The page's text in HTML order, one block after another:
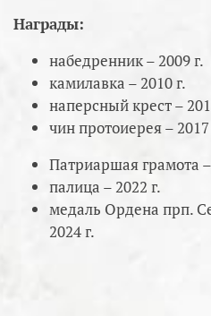
Награды:
набедренник – 2009 г.
камилавка – 2010 г.
наперсный крест –
чин протоиерея – 2017
Патриаршая грамота –
палица – 2022 г.
медаль Ордена прп.
2024 г.